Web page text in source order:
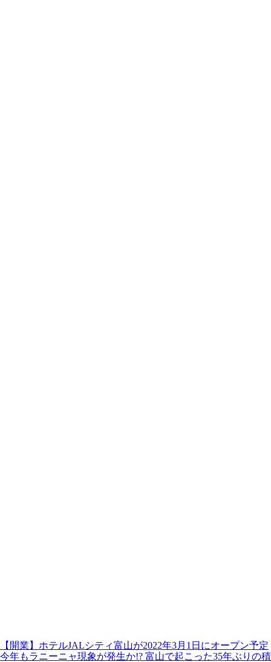
【開業】ホテルJALシティ富山が2022年3月1日にオープン予定
今年もラニーニャ現象が発生か!? 富山で起こった35年ぶりの積